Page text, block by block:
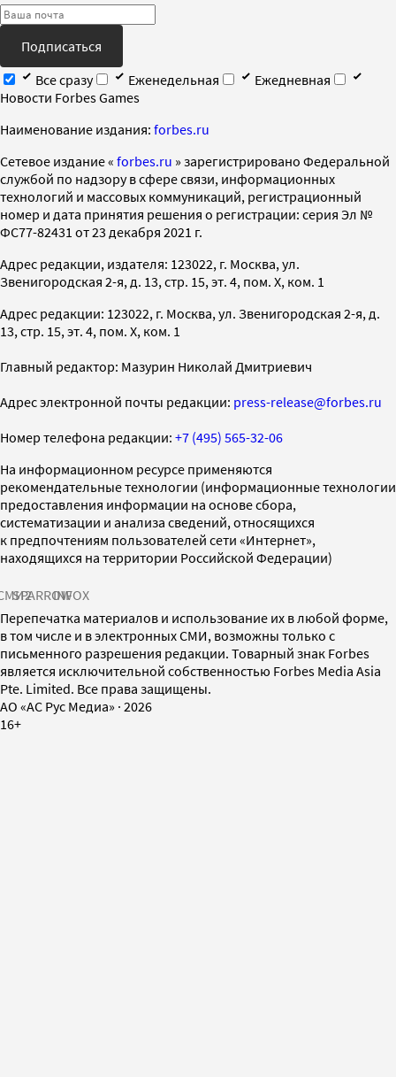
Подписаться
Все сразу
Еженедельная
Ежедневная
Новости Forbes Games
Наименование издания: forbes.ru
Cетевое издание « forbes.ru » зарегистрировано Федеральной
службой по надзору в сфере связи, информационных
технологий и массовых коммуникаций, регистрационный
номер и дата принятия решения о регистрации: серия Эл №
ФС77-82431 от 23 декабря 2021 г.
Адрес редакции, издателя: 123022, г. Москва, ул.
Звенигородская 2-я, д. 13, стр. 15, эт. 4, пом. X, ком. 1
Адрес редакции: 123022, г. Москва, ул. Звенигородская 2-я, д.
13, стр. 15, эт. 4, пом. X, ком. 1
Главный редактор: Мазурин Николай Дмитриевич
Адрес электронной почты редакции: press-release@forbes.ru
Номер телефона редакции: +7 (495) 565-32-06
На информационном ресурсе применяются
рекомендательные технологии (информационные технологии
предоставления информации на основе сбора,
систематизации и анализа сведений, относящихся
к предпочтениям пользователей сети «Интернет»,
находящихся на территории Российской Федерации)
SPARROWINFOX
Перепечатка материалов и использование их в любой форме,
в том числе и в электронных СМИ, возможны только с
письменного разрешения редакции. Товарный знак Forbes
является исключительной собственностью Forbes Media Asia
Pte. Limited. Все права защищены.
AO «АС Рус Медиа» · 2026
16+